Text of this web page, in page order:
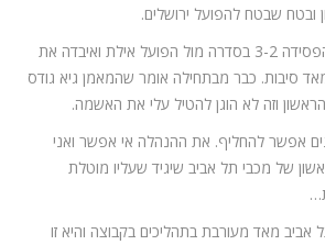
ובטח שבטח להפועל ירושלים.
הסיבה שמכבי תל אביב הפסידה 3-2 בסדרה מול הפועל אילת ואיבדה את
סיבות. כבר מבתחילה אומר שהמאמן גיא גודס
וזה לא הוגן להטיל עלי את האשמה.
אפשר להחליף. את ההנהלה אי אפשר ואני
של מכבי תל אביב שיגיד שעליו מוטלת
מאד מעורבת בתהליכים בקבוצה והיא זו